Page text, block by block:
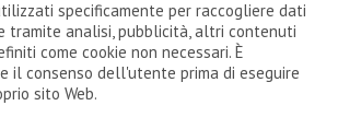
specificamente per raccogliere dati
tramite analisi, pubblicità, altri contenuti
come cookie non necessari. È
il consenso dell'utente prima di eseguire
sito Web.